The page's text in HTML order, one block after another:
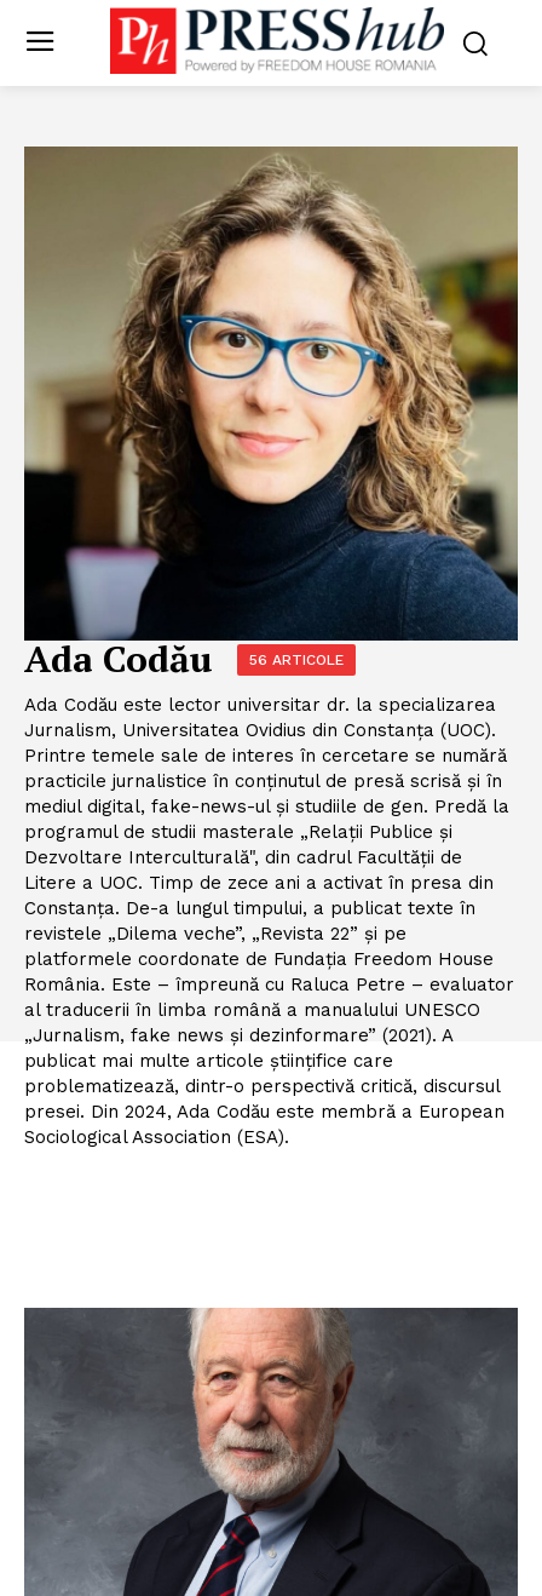
Ada Codău 56 ARTICOLE
Ada Codău este lector universitar dr. la specializarea
Jurnalism, Universitatea Ovidius din Constanța (UOC).
Printre temele sale de interes în cercetare se numără
practicile jurnalistice în conținutul de presă scrisă și în
mediul digital, fake-news-ul și studiile de gen. Predă la
programul de studii masterale „Relații Publice și
Dezvoltare Interculturală", din cadrul Facultății de
Litere a UOC. Timp de zece ani a activat în presa din
Constanţa. De-a lungul timpului, a publicat texte în
revistele „Dilema veche”, „Revista 22” și pe
platformele coordonate de Fundația Freedom House
România. Este – împreună cu Raluca Petre – evaluator
al traducerii în limba română a manualului UNESCO
„Jurnalism, fake news și dezinformare” (2021). A
publicat mai multe articole ştiinţifice care
problematizează, dintr-o perspectivă critică, discursul
presei. Din 2024, Ada Codău este membră a European
Sociological Association (ESA).